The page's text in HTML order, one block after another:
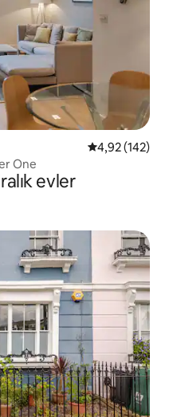
5 üzerinden
4,92 (142)
One
evler